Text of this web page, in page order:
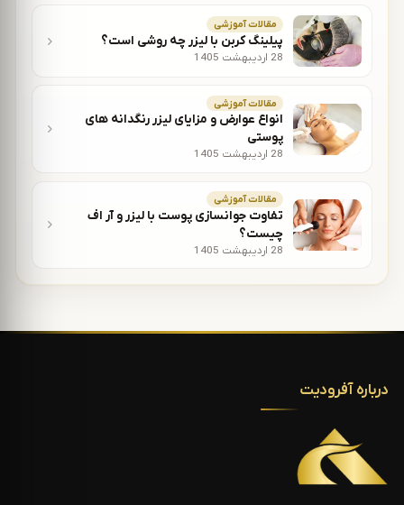
مقالات آموزشی
پیلینگ کربن با لیزر چه روشی است؟
28 اردیبهشت 1405
مقالات آموزشی
انواع عوارض و مزایای لیزر رنگدانه های
پوستی
28 اردیبهشت 1405
مقالات آموزشی
تفاوت جوانسازی پوست با لیزر و آر اف
چیست؟
28 اردیبهشت 1405
درباره آفرودیت